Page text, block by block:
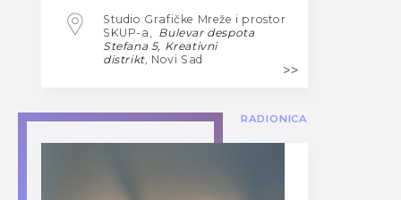
Studio Grafičke Mreže i prostor
SKUP-a, Bulevar despota
Stefana 5, Kreativni
distrikt, Novi Sad
RADIONICA